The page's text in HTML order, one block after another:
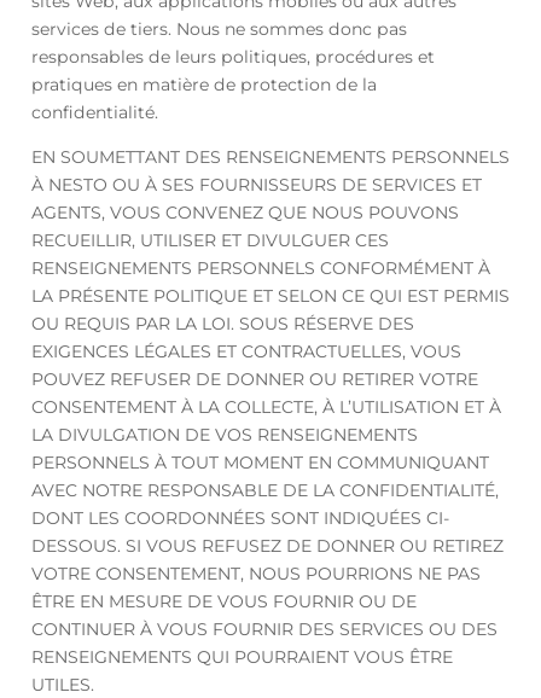
services de tiers. Nous ne sommes donc pas
responsables de leurs politiques, procédures et
pratiques en matière de protection de la
confidentialité.
EN SOUMETTANT DES RENSEIGNEMENTS PERSONNELS
À NESTO OU À SES FOURNISSEURS DE SERVICES ET
AGENTS, VOUS CONVENEZ QUE NOUS POUVONS
RECUEILLIR, UTILISER ET DIVULGUER CES
RENSEIGNEMENTS PERSONNELS CONFORMÉMENT À
LA PRÉSENTE POLITIQUE ET SELON CE QUI EST PERMIS
OU REQUIS PAR LA LOI. SOUS RÉSERVE DES
EXIGENCES LÉGALES ET CONTRACTUELLES, VOUS
POUVEZ REFUSER DE DONNER OU RETIRER VOTRE
CONSENTEMENT À LA COLLECTE, À L’UTILISATION ET À
LA DIVULGATION DE VOS RENSEIGNEMENTS
PERSONNELS À TOUT MOMENT EN COMMUNIQUANT
AVEC NOTRE RESPONSABLE DE LA CONFIDENTIALITÉ,
DONT LES COORDONNÉES SONT INDIQUÉES CI-
DESSOUS. SI VOUS REFUSEZ DE DONNER OU RETIREZ
VOTRE CONSENTEMENT, NOUS POURRIONS NE PAS
ÊTRE EN MESURE DE VOUS FOURNIR OU DE
CONTINUER À VOUS FOURNIR DES SERVICES OU DES
RENSEIGNEMENTS QUI POURRAIENT VOUS ÊTRE
UTILES.